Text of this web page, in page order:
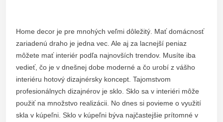
Home decor je pre mnohých veľmi dôležitý. Mať domácnosť
zariadenú draho je jedna vec. Ale aj za lacnejší peniaz
môžete mať interiér podľa najnovších trendov. Musíte iba
vedieť, čo je v dnešnej dobe moderné a čo urobí z vášho
interiéru hotový dizajnérsky koncept. Tajomstvom
profesionálnych dizajnérov je sklo. Sklo sa v interiéri môže
použiť na množstvo realizácii. No dnes si povieme o využití
skla v kúpeľni. Sklo v kúpeľni býva najčastejšie prítomné v